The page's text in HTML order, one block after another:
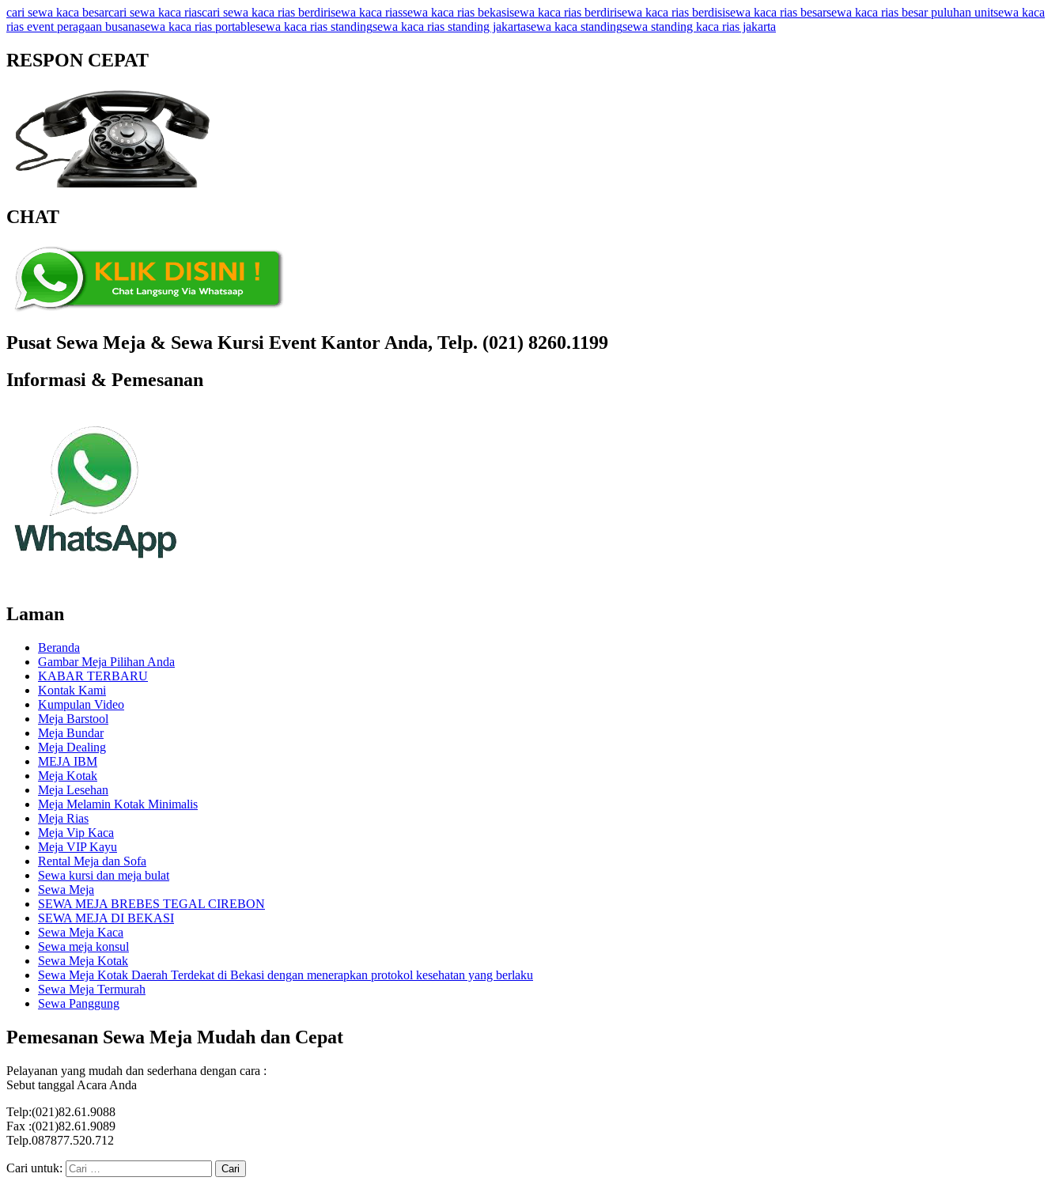
cari sewa kaca besarcari sewa kaca riascari sewa kaca rias berdirisewa kaca riassewa kaca rias bekasisewa kaca rias berdirisewa kaca rias berdisisewa kaca rias besarsewa kaca rias besar puluhan unitsewa kaca
rias event peragaan busanasewa kaca rias portablesewa kaca rias standingsewa kaca rias standing jakartasewa kaca standingsewa standing kaca rias jakarta
RESPON CEPAT
CHAT
Pusat Sewa Meja & Sewa Kursi Event Kantor Anda, Telp. (021) 8260.1199
Informasi & Pemesanan
Laman
Beranda
Gambar Meja Pilihan Anda
KABAR TERBARU
Kontak Kami
Kumpulan Video
Meja Barstool
Meja Bundar
Meja Dealing
MEJA IBM
Meja Kotak
Meja Lesehan
Meja Melamin Kotak Minimalis
Meja Rias
Meja Vip Kaca
Meja VIP Kayu
Rental Meja dan Sofa
Sewa kursi dan meja bulat
Sewa Meja
SEWA MEJA BREBES TEGAL CIREBON
SEWA MEJA DI BEKASI
Sewa Meja Kaca
Sewa meja konsul
Sewa Meja Kotak
Sewa Meja Kotak Daerah Terdekat di Bekasi dengan menerapkan protokol kesehatan yang berlaku
Sewa Meja Termurah
Sewa Panggung
Pemesanan Sewa Meja Mudah dan Cepat
Pelayanan yang mudah dan sederhana dengan cara :
Sebut tanggal Acara Anda
Telp:(021)82.61.9088
Fax :(021)82.61.9089
Telp.087877.520.712
Cari untuk: